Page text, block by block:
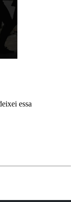
essa